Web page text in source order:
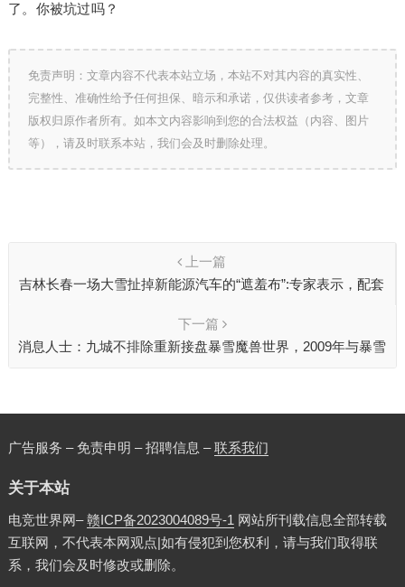
了。你被坑过吗？
免责声明：文章内容不代表本站立场，本站不对其内容的真实性、
完整性、准确性给予任何担保、暗示和承诺，仅供读者参考，文章
版权归原作者所有。如本文内容影响到您的合法权益（内容、图片
等），请及时联系本站，我们会及时删除处理。
上一篇
吉林长春一场大雪扯掉新能源汽车的“遮羞布”:专家表示，配套
下一篇
消息人士：九城不排除重新接盘暴雪魔兽世界，2009年与暴雪
广告服务 – 免责申明 – 招聘信息 –联系我们
关于本站
电竞世界网–赣ICP备2023004089号-1 网站所刊载信息全部转载
互联网，不代表本网观点|如有侵犯到您权利，请与我们取得联
系，我们会及时修改或删除。